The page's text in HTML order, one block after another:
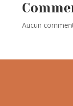
Aucun